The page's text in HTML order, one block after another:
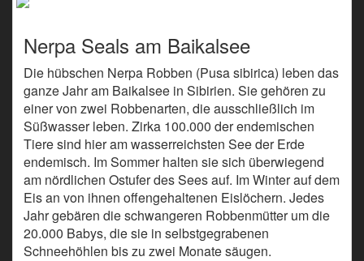
Nerpa Seals am Baikalsee
Die hübschen Nerpa Robben (Pusa sibirica) leben das
ganze Jahr am Baikalsee in Sibirien. Sie gehören zu
einer von zwei Robbenarten, die ausschließlich im
Süßwasser leben. Zirka 100.000 der endemischen
Tiere sind hier am wasserreichsten See der Erde
endemisch. Im Sommer halten sie sich überwiegend
am nördlichen Ostufer des Sees auf. Im Winter auf dem
Eis an von ihnen offengehaltenen Eislöchern. Jedes
Jahr gebären die schwangeren Robbenmütter um die
20.000 Babys, die sie in selbstgegrabenen
Schneehöhlen bis zu zwei Monate säugen.